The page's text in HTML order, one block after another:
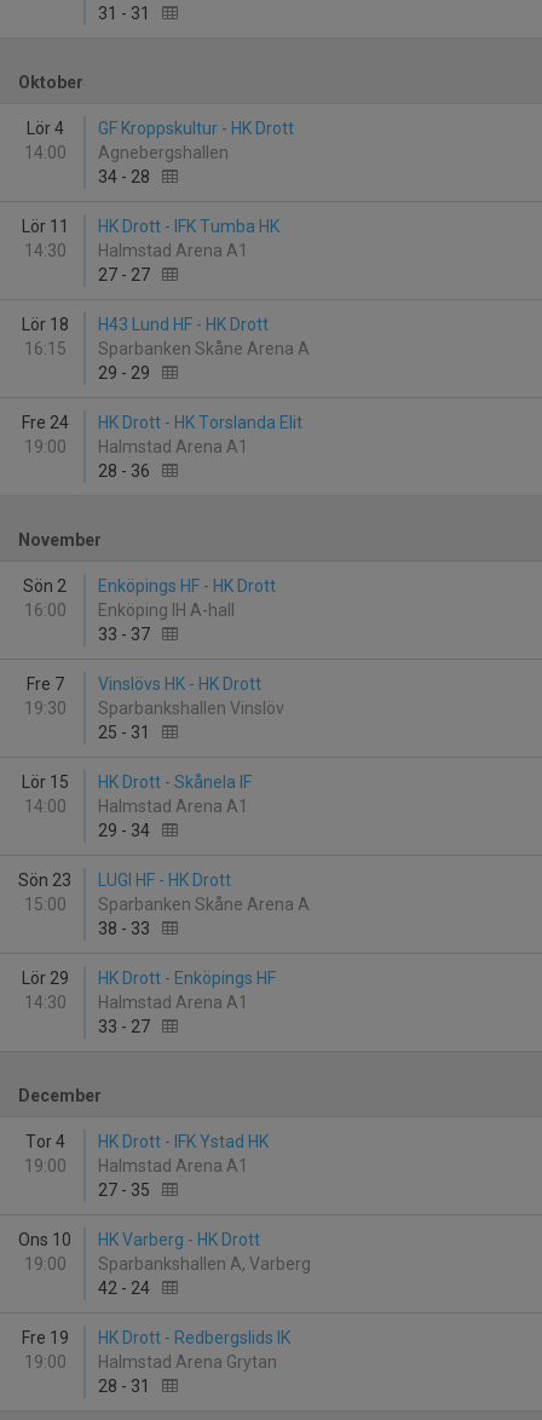
31 - 31
Oktober
Lör 4
14:00
GF Kroppskultur - HK Drott
Agnebergshallen
34 - 28
Lör 11
14:30
HK Drott - IFK Tumba HK
Halmstad Arena A1
27 - 27
Lör 18
16:15
H43 Lund HF - HK Drott
Sparbanken Skåne Arena A
29 - 29
Fre 24
19:00
HK Drott - HK Torslanda Elit
Halmstad Arena A1
28 - 36
November
Sön 2
16:00
Enköpings HF - HK Drott
Enköping IH A-hall
33 - 37
Fre 7
19:30
Vinslövs HK - HK Drott
Sparbankshallen Vinslöv
25 - 31
Lör 15
14:00
HK Drott - Skånela IF
Halmstad Arena A1
29 - 34
Sön 23
15:00
LUGI HF - HK Drott
Sparbanken Skåne Arena A
38 - 33
Lör 29
14:30
HK Drott - Enköpings HF
Halmstad Arena A1
33 - 27
December
Tor 4
19:00
HK Drott - IFK Ystad HK
Halmstad Arena A1
27 - 35
Ons 10
19:00
HK Varberg - HK Drott
Sparbankshallen A, Varberg
42 - 24
Fre 19
19:00
HK Drott - Redbergslids IK
Halmstad Arena Grytan
28 - 31